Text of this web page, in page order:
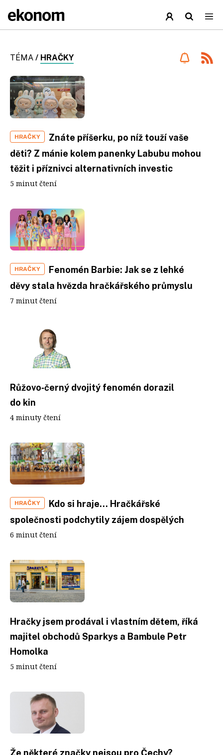
TÉMA / HRAČKY
HRAČKY
Znáte příšerku, po níž touží vaše
děti? Z mánie kolem panenky Labubu mohou
těžit i příznivci alternativních investic
5 minut čtení
HRAČKY
Fenomén Barbie: Jak se z lehké
děvy stala hvězda hračkářského průmyslu
7 minut čtení
Růžovo‑černý dvojitý fenomén dorazil
do kin
4 minuty čtení
HRAČKY
Kdo si hraje... Hračkářské
společnosti podchytily zájem dospělých
6 minut čtení
Hračky jsem prodával i vlastním dětem, říká
majitel obchodů Sparkys a Bambule Petr
Homolka
5 minut čtení
Že některé značky nejsou pro Čechy?